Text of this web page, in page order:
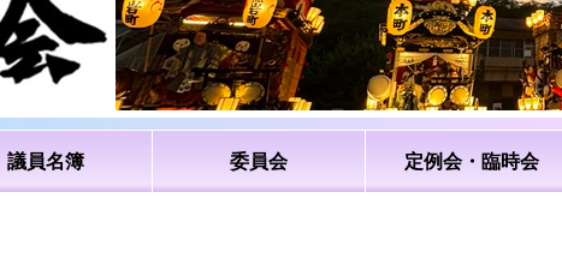
議員名簿 委員会 定例会・臨時会